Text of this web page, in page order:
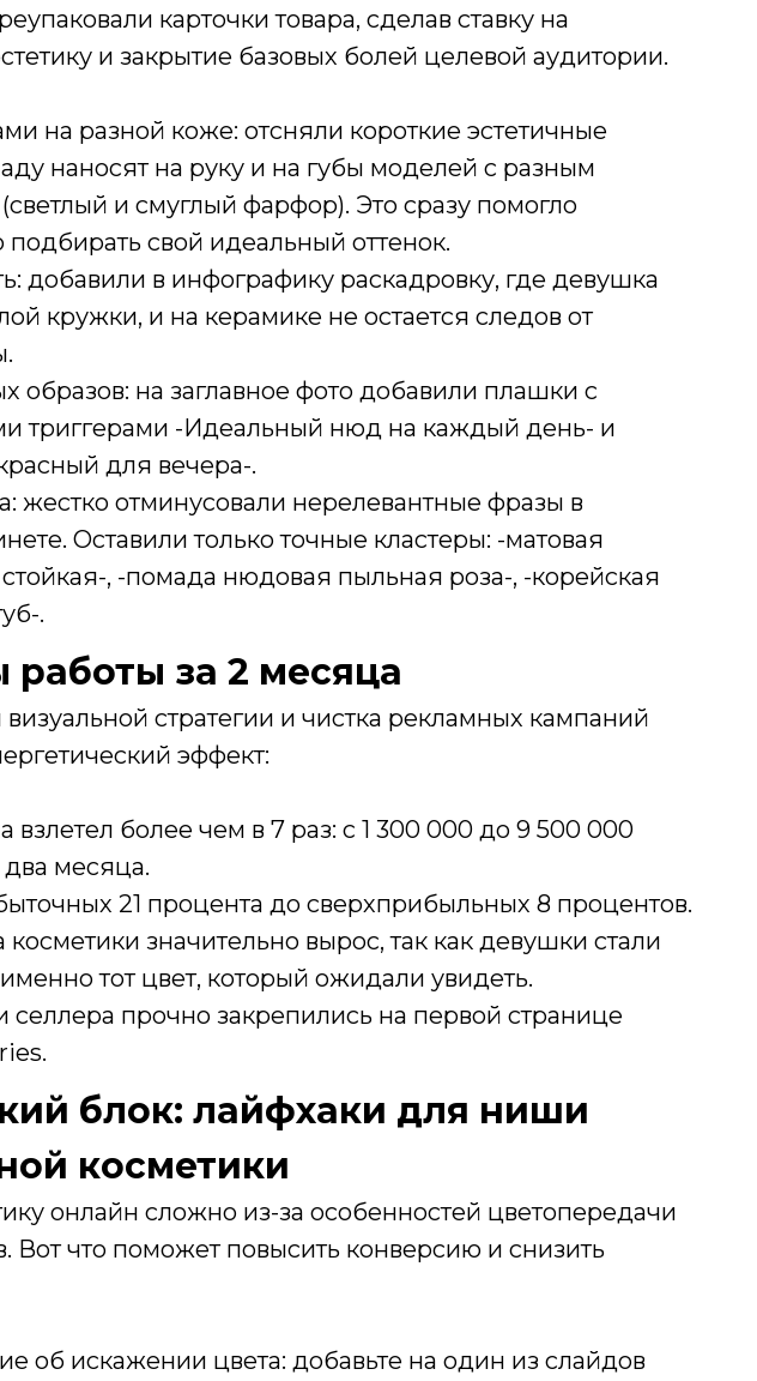
карточки товара, сделав ставку на
и закрытие базовых болей целевой аудитории.
на разной коже: отсняли короткие эстетичные
наносят на руку и на губы моделей с разным
и смуглый фарфор). Это сразу помогло
свой идеальный оттенок.
добавили в инфографику раскадровку, где девушка
кружки, и на керамике не остается следов от
образов: на заглавное фото добавили плашки с
триггерами -Идеальный нюд на каждый день- и
для вечера-.
жестко отминусовали нерелевантные фразы в
Оставили только точные кластеры: -матовая
, -помада нюдовая пыльная роза-, -корейская
.
работы за 2 месяца
стратегии и чистка рекламных кампаний
эффект:
взлетел более чем в 7 раз: с 1 300 000 до 9 500 000
два месяца.
21 процента до сверхприбыльных 8 процентов.
значительно вырос, так как девушки стали
тот цвет, который ожидали увидеть.
селлера прочно закрепились на первой странице
блок: лайфхаки для ниши
косметики
онлайн сложно из-за особенностей цветопередачи
Вот что поможет повысить конверсию и снизить
об искажении цвета: добавьте на один из слайдов